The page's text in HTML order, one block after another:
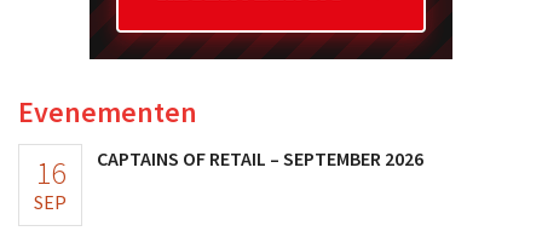
Evenementen
16
SEP
CAPTAINS OF RETAIL – SEPTEMBER 2026